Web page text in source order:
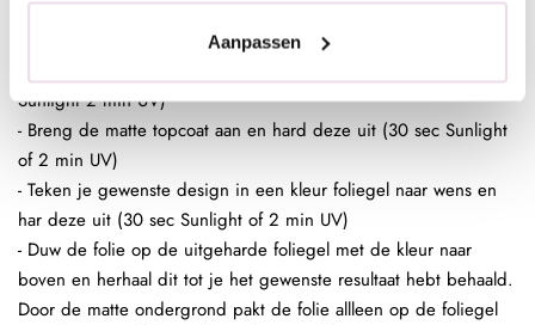
Aanpassen
- Bereid de (kunst)nagel voor zoals gebruikelijk
- Breng een laag Be Jeweled Gelpolish, Urban Nails Colorgel of
Sunlight 2 min UV)
- Breng de matte topcoat aan en hard deze uit (30 sec Sunlight
of 2 min UV)
- Teken je gewenste design in een kleur foliegel naar wens en
har deze uit (30 sec Sunlight of 2 min UV)
- Duw de folie op de uitgeharde foliegel met de kleur naar
boven en herhaal dit tot je het gewenste resultaat hebt behaald.
Door de matte ondergrond pakt de folie allleen op de foliegel